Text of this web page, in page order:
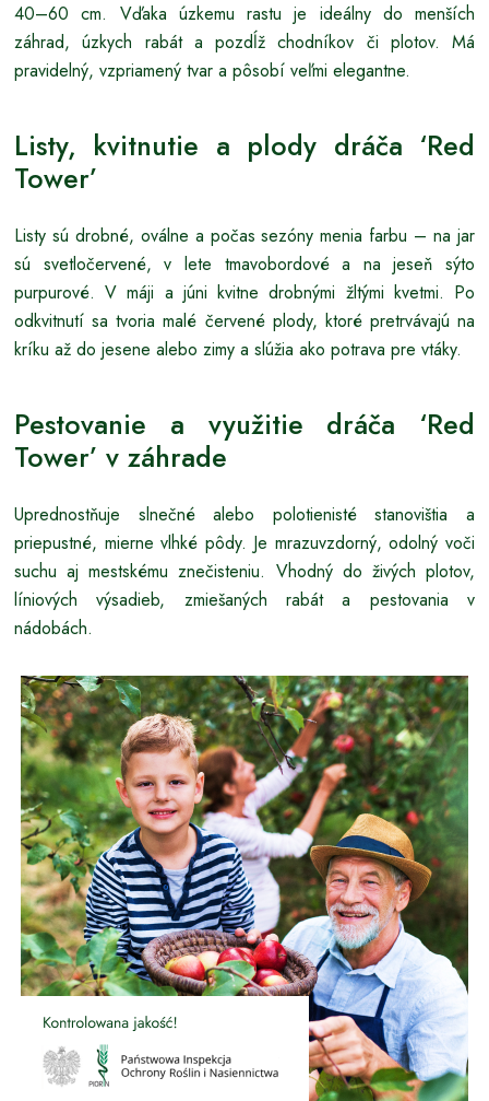
40–60 cm. Vďaka úzkemu rastu je ideálny do menších
záhrad, úzkych rabát a pozdĺž chodníkov či plotov. Má
pravidelný, vzpriamený tvar a pôsobí veľmi elegantne.
Listy, kvitnutie a plody dráča ‘Red
Tower’
Listy sú drobné, oválne a počas sezóny menia farbu – na jar
sú svetločervené, v lete tmavobordové a na jeseň sýto
purpurové. V máji a júni kvitne drobnými žltými kvetmi. Po
odkvitnutí sa tvoria malé červené plody, ktoré pretrvávajú na
kríku až do jesene alebo zimy a slúžia ako potrava pre vtáky.
Pestovanie a využitie dráča ‘Red
Tower’ v záhrade
Uprednostňuje slnečné alebo polotienisté stanovištia a
priepustné, mierne vlhké pôdy. Je mrazuvzdorný, odolný voči
suchu aj mestskému znečisteniu. Vhodný do živých plotov,
líniových výsadieb, zmiešaných rabát a pestovania v
nádobách.